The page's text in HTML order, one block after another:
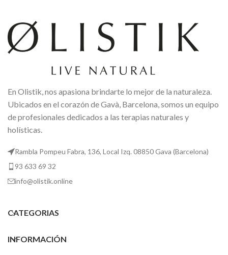
En Olistik, nos apasiona brindarte lo mejor de la naturaleza.
Ubicados en el corazón de Gavà, Barcelona, somos un equipo
de profesionales dedicados a las terapias naturales y
holísticas.
Rambla Pompeu Fabra, 136, Local Izq. 08850 Gava (Barcelona)
93 633 69 32
info@olistik.online
CATEGORIAS
INFORMACIÓN